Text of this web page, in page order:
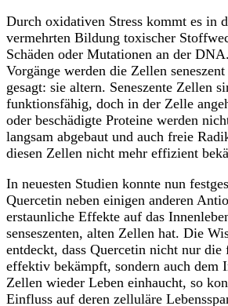
Durch oxidativen Stress kommt es in
vermehrten Bildung toxischer
Schäden oder Mutationen an der
Vorgänge werden die Zellen
gesagt: sie altern. Seneszente Zellen
funktionsfähig, doch in der Zelle
oder beschädigte Proteine werden
langsam abgebaut und auch freie
diesen Zellen nicht mehr effizient
In neuesten Studien konnte nun
Quercetin neben einigen anderen
erstaunliche Effekte auf das
senseszenten, alten Zellen hat. Die
entdeckt, dass Quercetin nicht nur die
effektiv bekämpft, sondern auch dem
Zellen wieder Leben einhaucht, so
Einfluss auf deren zelluläre